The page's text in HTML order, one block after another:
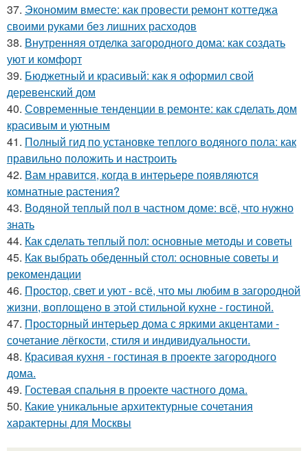
37. Экономим вместе: как провести ремонт коттеджа
своими руками без лишних расходов
38. Внутренняя отделка загородного дома: как создать
уют и комфорт
39. Бюджетный и красивый: как я оформил свой
деревенский дом
40. Современные тенденции в ремонте: как сделать дом
красивым и уютным
41. Полный гид по установке теплого водяного пола: как
правильно положить и настроить
42. Вам нравится, когда в интерьере появляются
комнатные растения?
43. Водяной теплый пол в частном доме: всё, что нужно
знать
44. Как сделать теплый пол: основные методы и советы
45. Как выбрать обеденный стол: основные советы и
рекомендации
46. Простор, свет и уют - всё, что мы любим в загородной
жизни, воплощено в этой стильной кухне - гостиной.
47. Просторный интерьер дома с яркими акцентами -
сочетание лёгкости, стиля и индивидуальности.
48. Красивая кухня - гостиная в проекте загородного
дома.
49. Гостевая спальня в проекте частного дома.
50. Какие уникальные архитектурные сочетания
характерны для Москвы